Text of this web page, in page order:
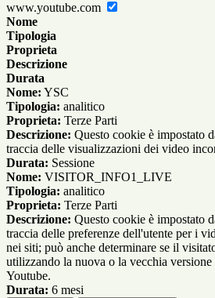
www.youtube.com
Nome
Tipologia
Proprieta
Descrizione
Durata
Nome: YSC
Tipologia: analitico
Proprieta: Terze Parti
Descrizione: Questo cookie è impostato
traccia delle visualizzazioni dei video
Durata: Sessione
Nome: VISITOR_INFO1_LIVE
Tipologia: analitico
Proprieta: Terze Parti
Descrizione: Questo cookie è impostato
traccia delle preferenze dell'utente per i
nei siti; può anche determinare se il
utilizzando la nuova o la vecchia
Youtube.
Durata: 6 mesi